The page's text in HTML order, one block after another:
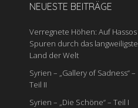
NEUESTE BEITRÄGE
Verregnete Höhen: Auf Hassos
Spuren durch das langweiligste
Land der Welt
Syrien – „Gallery of Sadness“ –
Teil II
Syrien – „Die Schöne“ – Teil I